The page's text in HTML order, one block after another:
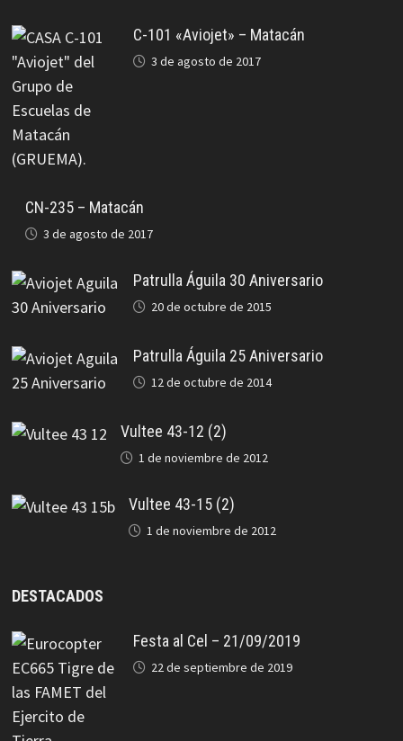
C-101 «Aviojet» – Matacán
3 de agosto de 2017
CN-235 – Matacán
3 de agosto de 2017
Patrulla Águila 30 Aniversario
20 de octubre de 2015
Patrulla Águila 25 Aniversario
12 de octubre de 2014
Vultee 43-12 (2)
1 de noviembre de 2012
Vultee 43-15 (2)
1 de noviembre de 2012
DESTACADOS
Festa al Cel – 21/09/2019
22 de septiembre de 2019